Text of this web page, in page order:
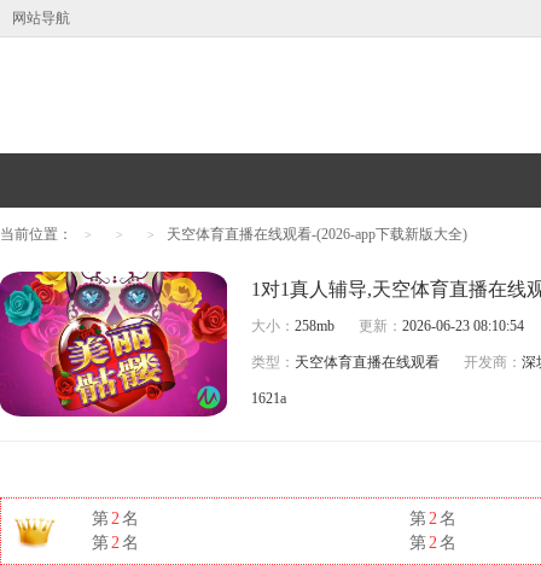
网站导航
当前位置： > > > 天空体育直播在线观看-(2026-app下载新版大全)
大小：258mb 更新：2026-06-23 08:10:54
类型： 天空体育直播在线观看 开发商：深
1621a
第2名 第2名
第2名 第2名